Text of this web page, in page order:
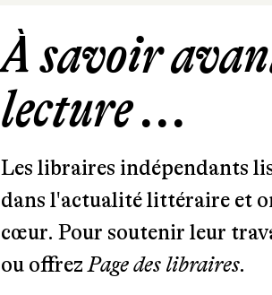
À savoir
lecture ...
Les libraires indépendants
dans l'actualité littéraire et
cœur. Pour soutenir leur
ou offrezPage des libraires.